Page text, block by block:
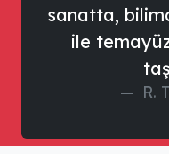
sanatta,
ile
R.